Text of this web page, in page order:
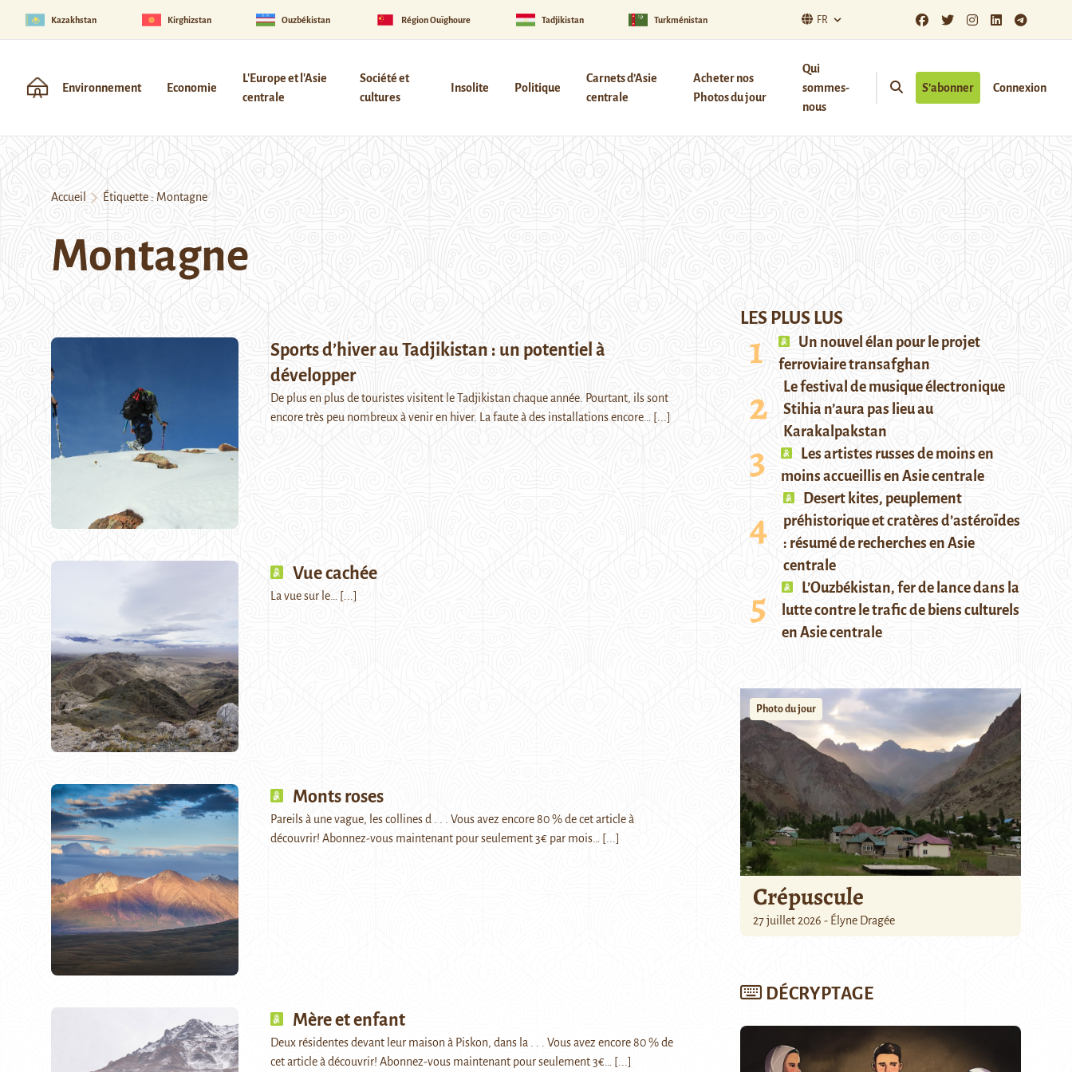
Kazakhstan Kirghizstan Ouzbékistan Région Ouïghoure Tadjikistan Turkménistan FR
Environnement Economie
L'Europe et l'Asie
centrale
Société et
cultures
Insolite Politique
Carnets d’Asie
centrale
Acheter nos
Photos du jour
Qui
sommes-
nous
S’abonner Connexion
Accueil Étiquette : Montagne
Montagne
Sports d’hiver au Tadjikistan : un potentiel à
développer
De plus en plus de touristes visitent le Tadjikistan chaque année. Pourtant, ils sont
encore très peu nombreux à venir en hiver. La faute à des installations encore…
[...]
Vue cachée
La vue sur le… [...]
Monts roses
Pareils à une vague, les collines d . . . Vous avez encore 80 % de cet article à
découvrir! Abonnez-vous maintenant pour seulement 3€ par mois…
[...]
Mère et enfant
Deux résidentes devant leur maison à Piskon, dans la . . . Vous avez encore 80 % de
cet article à découvrir! Abonnez-vous maintenant pour seulement 3€…
[...]
LES PLUS LUS
Un nouvel élan pour le projet
ferroviaire transafghan
Le festival de musique électronique
Stihia n’aura pas lieu au
Karakalpakstan
Les artistes russes de moins en
moins accueillis en Asie centrale
Desert kites, peuplement
préhistorique et cratères d’astéroïdes
: résumé de recherches en Asie
centrale
L’Ouzbékistan, fer de lance dans la
lutte contre le trafic de biens culturels
en Asie centrale
Photo du jour
Crépuscule
27 juillet 2026 - Élyne Dragée
DÉCRYPTAGE